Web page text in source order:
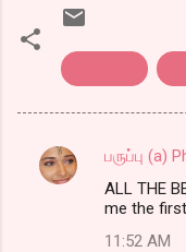
C
பருப்பு (a)
ALL THE
me the
11:52 AM